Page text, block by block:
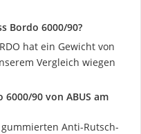
Bordo 6000/90?
hat ein Gewicht von
Vergleich wiegen
90 von ABUS am
Anti-Rutsch-